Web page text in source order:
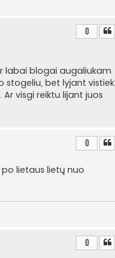
0
labai blogai augaliukam
stogeliu, bet lyjant vistiek
visgi reiktu lijant juos
0
lietaus lietų nuo
0